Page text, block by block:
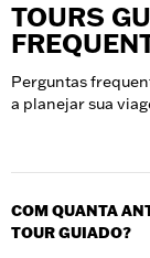
TOURS
Perguntas
a planejar sua
COM QUANTA
TOUR GUIADO?